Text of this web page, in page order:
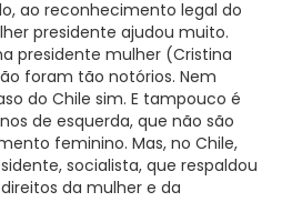
ao reconhecimento legal do
presidente ajudou muito.
presidente mulher (Cristina
foram tão notórios. Nem
do Chile sim. E tampouco é
de esquerda, que não são
feminino. Mas, no Chile,
socialista, que respaldou
da mulher e da